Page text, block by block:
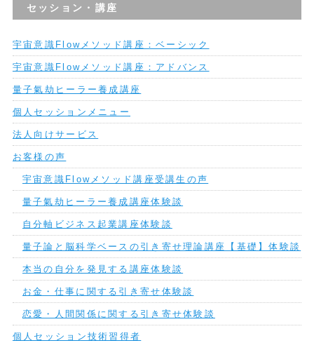
セッション・講座
宇宙意識Flowメソッド講座：ベーシック
宇宙意識Flowメソッド講座：アドバンス
量子氣劫ヒーラー養成講座
個人セッションメニュー
法人向けサービス
お客様の声
宇宙意識Flowメソッド講座受講生の声
量子氣劫ヒーラー養成講座体験談
自分軸ビジネス起業講座体験談
量子論と脳科学ベースの引き寄せ理論講座【基礎】体験談
本当の自分を発見する講座体験談
お金・仕事に関する引き寄せ体験談
恋愛・人間関係に関する引き寄せ体験談
個人セッション技術習得者